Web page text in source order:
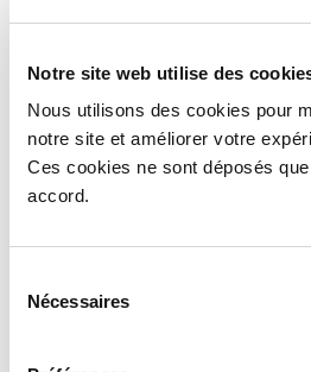
Notre site web utilise des
Nous utilisons des cookies pour
notre site et améliorer votre
Ces cookies ne sont déposés
accord.
Nécessaires